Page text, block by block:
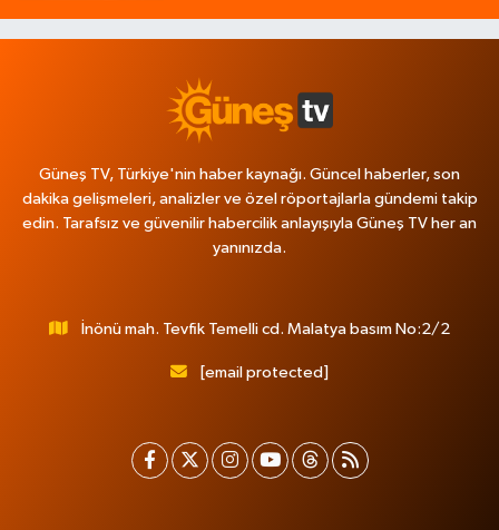
Güneş TV, Türkiye'nin haber kaynağı. Güncel haberler, son
dakika gelişmeleri, analizler ve özel röportajlarla gündemi takip
edin. Tarafsız ve güvenilir habercilik anlayışıyla Güneş TV her an
yanınızda.
İnönü mah. Tevfik Temelli cd. Malatya basım No:2/2
[email protected]